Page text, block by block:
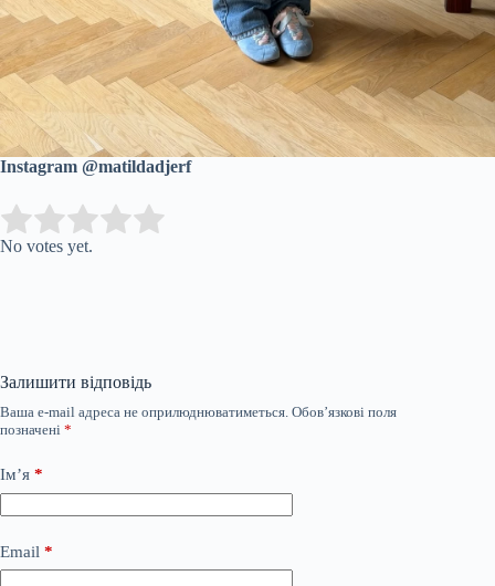
Instagram @matildadjerf
Rate this item:
No votes yet.
Залишити відповідь
Ваша e-mail адреса не оприлюднюватиметься. Обов’язкові поля
позначені *
Ім’я *
Email *